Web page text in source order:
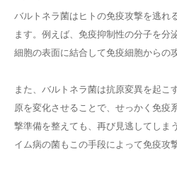
バルトネラ菌はヒトの免疫攻撃を逃れ
ます。例えば、免疫抑制性の分子を分
細胞の表面に結合して免疫細胞からの
また、バルトネラ菌は抗原変異を起こ
原を変化させることで、せっかく免疫
撃準備を整えても、再び見逃してしま
イム病の菌もこの手段によって免疫攻